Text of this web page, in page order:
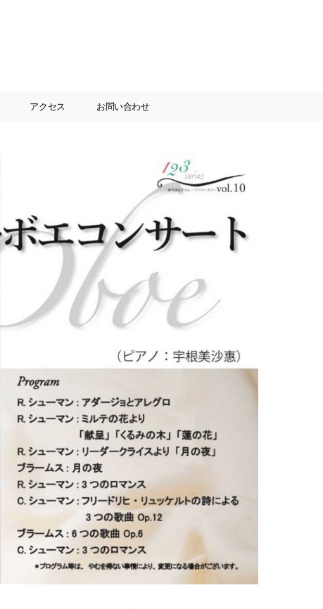
アクセス お問い合わせ